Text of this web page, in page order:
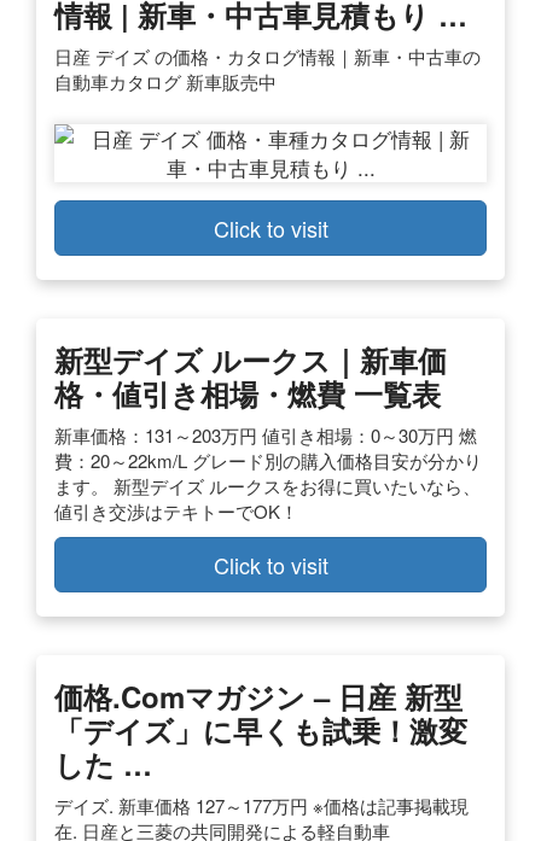
情報 | 新車・中古車見積もり …
日産 デイズ の価格・カタログ情報｜新車・中古車の
自動車カタログ 新車販売中
Click to visit
新型デイズ ルークス｜新車価
格・値引き相場・燃費 一覧表
新車価格：131～203万円 値引き相場：0～30万円 燃
費：20～22km/L グレード別の購入価格目安が分かり
ます。 新型デイズ ルークスをお得に買いたいなら、
値引き交渉はテキトーでOK！
Click to visit
価格.comマガジン – 日産 新型
「デイズ」に早くも試乗！激変
した …
デイズ. 新車価格 127～177万円 ※価格は記事掲載現
在. 日産と三菱の共同開発による軽自動車